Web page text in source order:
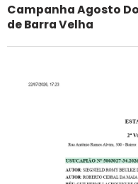
Campanha Agosto
de Barra Velha